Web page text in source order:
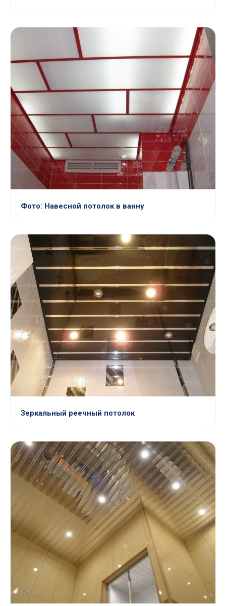
Фото: Навесной потолок в ванну
Зеркальный реечный потолок